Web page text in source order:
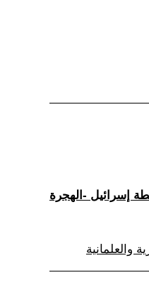
إسرائيل -الهجرة
والعلمانية